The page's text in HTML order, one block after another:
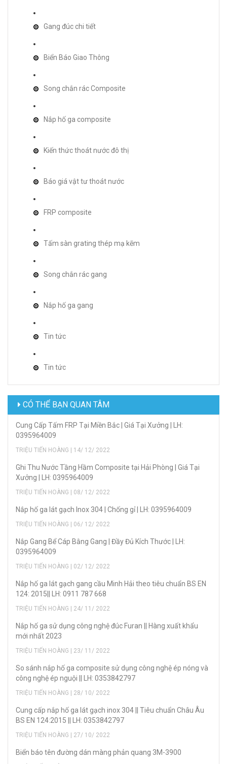
Gang đúc chi tiết
Biển Báo Giao Thông
Song chắn rác Composite
Nắp hố ga composite
Kiến thức thoát nước đô thị
Báo giá vật tư thoát nước
FRP composite
Tấm sàn grating thép mạ kẽm
Song chắn rác gang
Nắp hố ga gang
Tin tức
Tin tức
CÓ THỂ BẠN QUAN TÂM
Cung Cấp Tấm FRP Tại Miền Bắc | Giá Tại Xưởng | LH:
0395964009
TRIỆU TIẾN HOÀNG | 14/ 12/ 2022
Ghi Thu Nước Tầng Hầm Composite tại Hải Phòng | Giá Tại
Xưởng | LH: 0395964009
TRIỆU TIẾN HOÀNG | 08/ 12/ 2022
Nắp hố ga lát gạch Inox 304 | Chống gỉ | LH: 0395964009
TRIỆU TIẾN HOÀNG | 06/ 12/ 2022
Nắp Gang Bể Cáp Bằng Gang | Đầy Đủ Kích Thước | LH:
0395964009
TRIỆU TIẾN HOÀNG | 02/ 12/ 2022
Nắp hố ga lát gạch gang cầu Minh Hải theo tiêu chuẩn BS EN
124: 2015|| LH: 0911 787 668
TRIỆU TIẾN HOÀNG | 24/ 11/ 2022
Nắp hố ga sử dụng công nghệ đúc Furan || Hàng xuất khẩu
mới nhất 2023
TRIỆU TIẾN HOÀNG | 23/ 11/ 2022
So sánh nắp hố ga composite sử dụng công nghệ ép nóng và
công nghệ ép nguội || LH: 0353842797
TRIỆU TIẾN HOÀNG | 28/ 10/ 2022
Cung cấp nắp hố ga lát gạch inox 304 || Tiêu chuẩn Châu Âu
BS EN 124:2015 || LH: 0353842797
TRIỆU TIẾN HOÀNG | 27/ 10/ 2022
Biển báo tên đường dán màng phản quang 3M-3900